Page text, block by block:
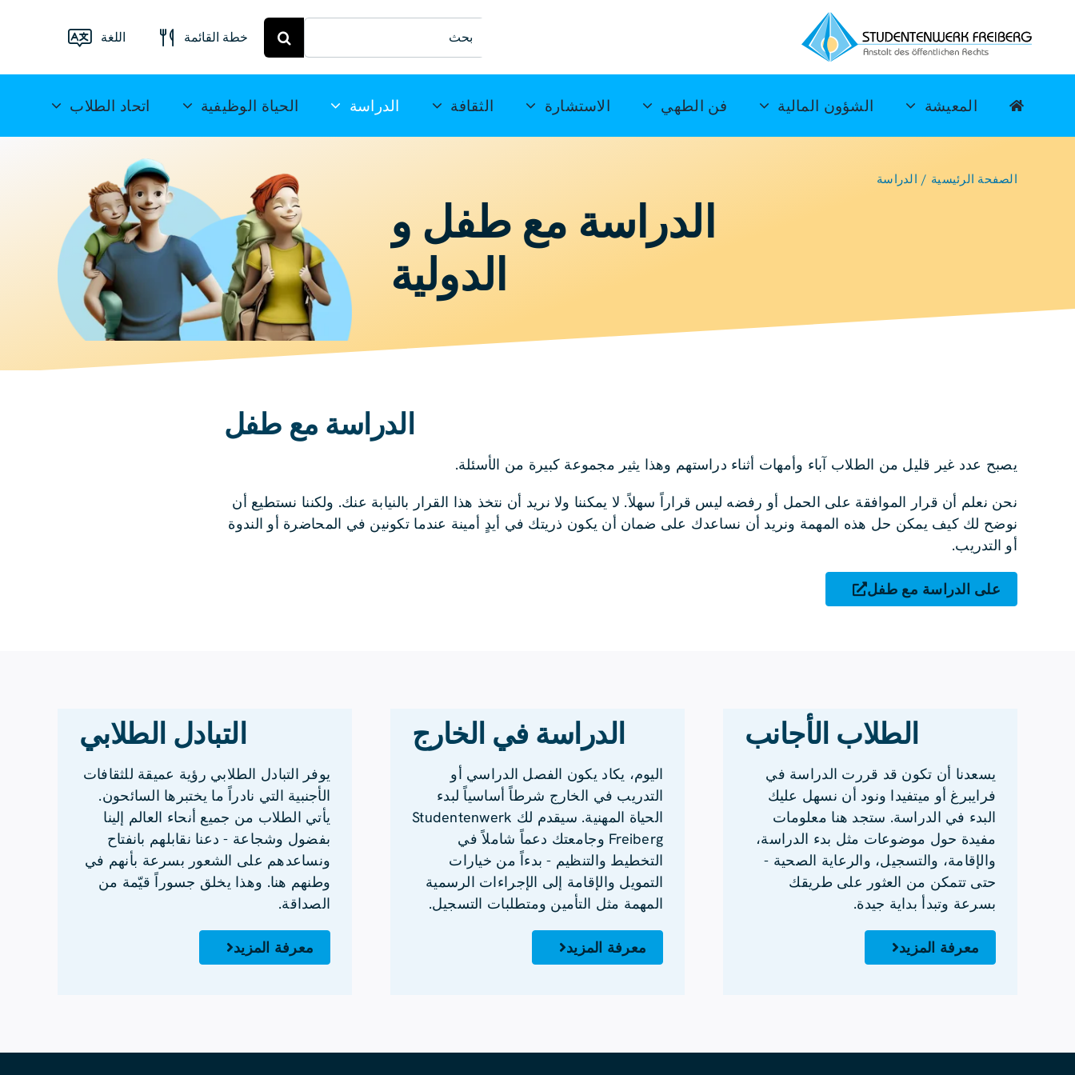
عن:
خطة القائمة
قائمة الطعام
ميتويدا
اللغة
English
Français
Español
简
体中文
المعيشة الشؤون المالية فن الطهي الاستشارة الثقافة الدراسة الحياة الوظيفية اتحاد الطلاب
الصفحة الرئيسية الدراسة
الدراسة مع طفل و
الدولية
الدراسة مع طفل
يصبح عدد غير قليل من الطلاب آباء وأمهات أثناء دراستهم وهذا يثير مجموعة كبيرة من الأسئلة.
نحن نعلم أن قرار الموافقة على الحمل أو رفضه ليس قراراً سهلاً. لا يمكننا ولا نريد أن نتخذ هذا القرار بالنيابة عنك. ولكننا نستطيع أن
نوضح لك كيف يمكن حل هذه المهمة ونريد أن نساعدك على ضمان أن يكون ذريتك في أيدٍ أمينة عندما تكونين في المحاضرة أو الندوة
أو التدريب.
على الدراسة مع طفل
الطلاب الأجانب
يسعدنا أن تكون قد قررت الدراسة في
فرايبرغ أو ميتفيدا ونود أن نسهل عليك
البدء في الدراسة. ستجد هنا معلومات
مفيدة حول موضوعات مثل بدء الدراسة،
والإقامة، والتسجيل، والرعاية الصحية -
حتى تتمكن من العثور على طريقك
بسرعة وتبدأ بداية جيدة.
معرفة المزيد
الدراسة في الخارج
اليوم، يكاد يكون الفصل الدراسي أو
التدريب في الخارج شرطاً أساسياً لبدء
الحياة المهنية. سيقدم لك Studentenwerk
Freiberg وجامعتك دعماً شاملاً في
التخطيط والتنظيم - بدءاً من خيارات
التمويل والإقامة إلى الإجراءات الرسمية
المهمة مثل التأمين ومتطلبات التسجيل.
معرفة المزيد
التبادل الطلابي
يوفر التبادل الطلابي رؤية عميقة للثقافات
الأجنبية التي نادراً ما يختبرها السائحون.
يأتي الطلاب من جميع أنحاء العالم إلينا
بفضول وشجاعة - دعنا نقابلهم بانفتاح
ونساعدهم على الشعور بسرعة بأنهم في
وطنهم هنا. وهذا يخلق جسوراً قيّمة من
الصداقة.
معرفة المزيد